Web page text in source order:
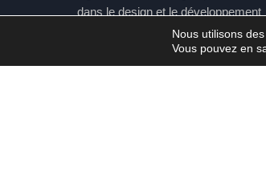
dans le design et le développement
digital. Nous transformons vos
en succès digitaux.
Nous utilisons
Vous pouvez en